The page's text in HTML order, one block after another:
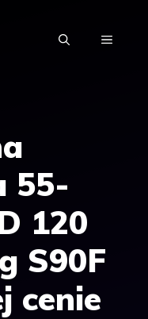
MENU
55-
120
S90F
cenie